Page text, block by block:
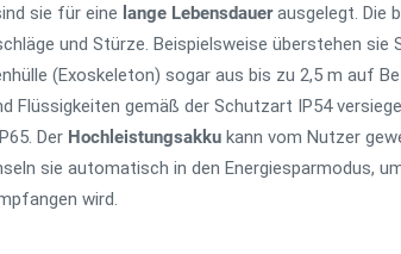
sie für eine lange Lebensdauerausgelegt. Die
und Stürze. Beispielsweise überstehen
(Exoskeleton) sogar aus bis zu 2,5 m auf
Flüssigkeiten gemäß der Schutzart IP54
Der Hochleistungsakku kann vom Nutzer
sie automatisch in den Energiesparmodus,
wird.